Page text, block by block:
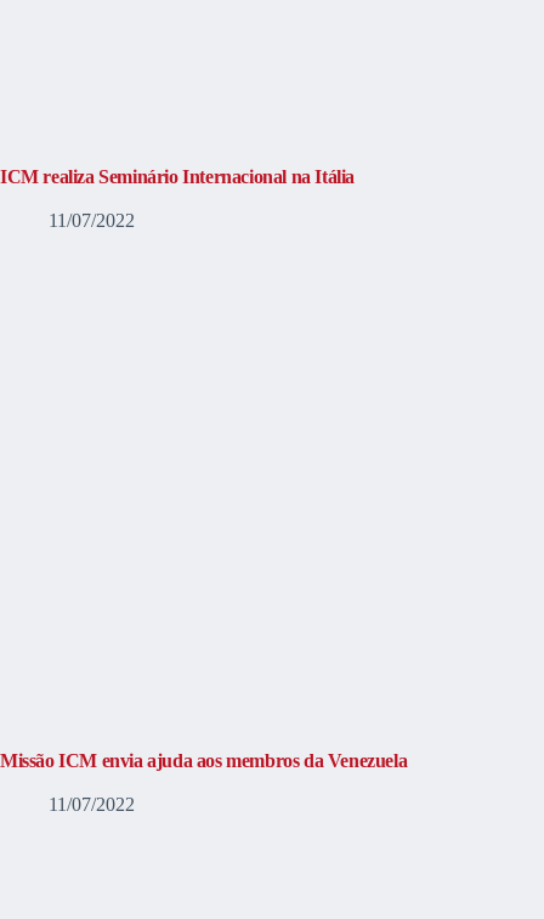
ICM realiza Seminário Internacional na Itália
11/07/2022
Missão ICM envia ajuda aos membros da Venezuela
11/07/2022